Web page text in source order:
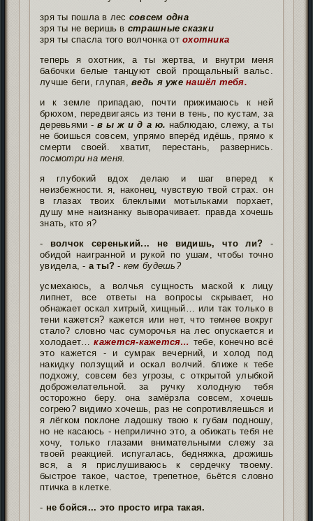
зря ты пошла в лес совсем одна
зря ты не веришь в страшные сказки
зря ты спасла того волчонка отохотника
теперь я охотник, а ты жертва, и внутри меня
бабочки белые танцуют свой прощальный вальс.
лучше беги, глупая,ведь я уженашёл тебя.
и к земле припадаю, почти прижимаюсь к ней
брюхом, передвигаясь из тени в тень, по кустам, за
деревьями -в ы ж и д а ю. наблюдаю, слежу, а ты
не боишься совсем, упрямо вперёд идёшь, прямо к
смерти своей. хватит, перестань, развернись.
посмотри на меня.
я глубокий вдох делаю и шаг вперед к
неизбежности. я, наконец, чувствую твой страх. он
в глазах твоих блеклыми мотыльками порхает,
душу мне наизнанку выворачивает. правда хочешь
знать, кто я?
- волчок серенький... не видишь, что ли? -
обидой наигранной и рукой по ушам, чтобы точно
увидела, - а ты? - кем будешь?
усмехаюсь, а волчья сущность маской к лицу
липнет, все ответы на вопросы скрывает, но
обнажает оскал хитрый, хищный… или так только в
тени кажется? кажется или нет, что темнее вокруг
стало? словно час суморочья на лес опускается и
холодает…кажется-кажется… тебе, конечно всё
это кажется - и сумрак вечерний, и холод под
накидку ползущий и оскал волчий. ближе к тебе
подхожу, совсем без угрозы, с открытой улыбкой
доброжелательной. за ручку холодную тебя
осторожно беру. она замёрзла совсем, хочешь
согрею? видимо хочешь, раз не сопротивляешься и
я лёгком поклоне ладошку твою к губам подношу,
но не касаюсь - неприлично это, а обижать тебя не
хочу, только глазами внимательными слежу за
твоей реакцией. испугалась, бедняжка, дрожишь
вся, а я прислушиваюсь к сердечку твоему.
быстрое такое, частое, трепетное, бьётся словно
птичка в клетке.
- не бойся... это просто игра такая.